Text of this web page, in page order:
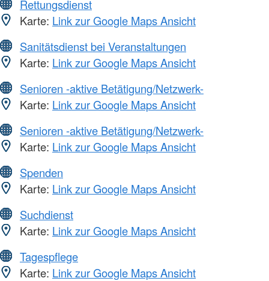
Rettungsdienst
Karte: Link zur Google Maps Ansicht
Sanitätsdienst bei Veranstaltungen
Karte: Link zur Google Maps Ansicht
Senioren -aktive Betätigung/Netzwerk-
Karte: Link zur Google Maps Ansicht
Senioren -aktive Betätigung/Netzwerk-
Karte: Link zur Google Maps Ansicht
Spenden
Karte: Link zur Google Maps Ansicht
Suchdienst
Karte: Link zur Google Maps Ansicht
Tagespflege
Karte: Link zur Google Maps Ansicht